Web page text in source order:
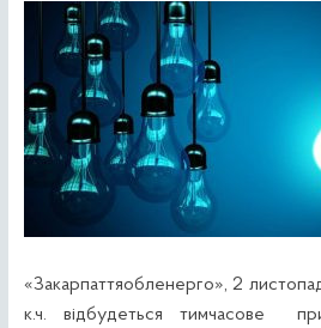
«Закарпаттяобленерго», 2
к.ч. відбудеться тимчасове